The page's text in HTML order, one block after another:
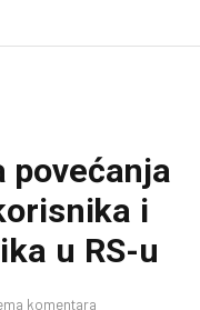
povećanja
i
u RS-u
komentara